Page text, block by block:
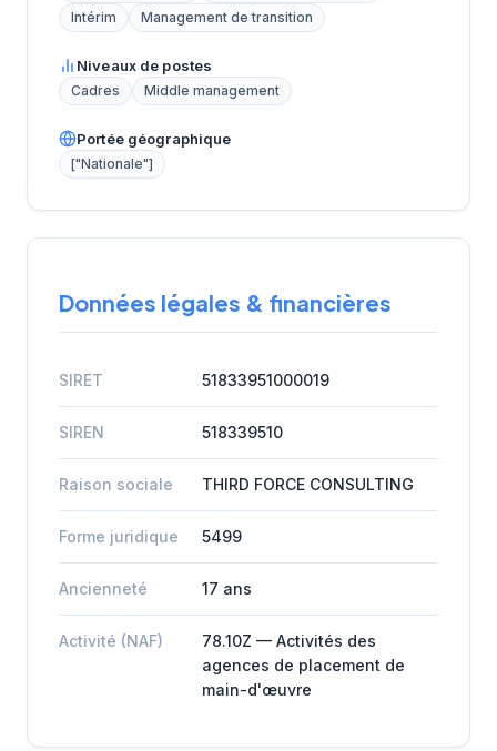
Intérim
Management de transition
Niveaux de postes
Cadres Middle management
Portée géographique
["Nationale"]
Données légales & financières
SIRET 51833951000019
SIREN 518339510
Raison sociale THIRD FORCE CONSULTING
Forme juridique 5499
Ancienneté 17 ans
Activité (NAF)
78.10Z — Activités des
agences de placement de
main-d'œuvre